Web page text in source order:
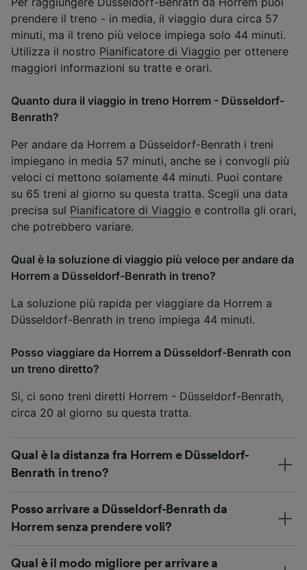
prendere il treno - in media, il viaggio dura circa 57
minuti, ma il treno più veloce impiega solo 44 minuti.
Utilizza il nostro Pianificatore di Viaggio per ottenere
maggiori informazioni su tratte e orari.
Quanto dura il viaggio in treno Horrem - Düsseldorf-
Benrath?
Per andare da Horrem a Düsseldorf-Benrath i treni
impiegano in media 57 minuti, anche se i convogli più
veloci ci mettono solamente 44 minuti. Puoi contare
su 65 treni al giorno su questa tratta. Scegli una data
precisa sul Pianificatore di Viaggio e controlla gli orari,
che potrebbero variare.
Qual è la soluzione di viaggio più veloce per andare da
Horrem a Düsseldorf-Benrath in treno?
La soluzione più rapida per viaggiare da Horrem a
Düsseldorf-Benrath in treno impiega 44 minuti.
Posso viaggiare da Horrem a Düsseldorf-Benrath con
un treno diretto?
Sì, ci sono treni diretti Horrem - Düsseldorf-Benrath,
circa 20 al giorno su questa tratta.
Qual è la distanza fra Horrem e Düsseldorf-
Benrath in treno?
Posso arrivare a Düsseldorf-Benrath da
Horrem senza prendere voli?
Qual è il modo migliore per arrivare a